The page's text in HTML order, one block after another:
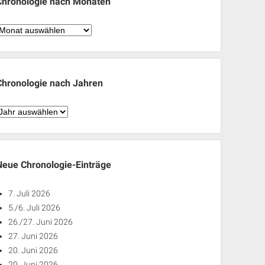
Chronologie
nach Jahren
Chronologie-Einträge
7. Juli 2026
5./6. Juli 2026
26./27. Juni 2026
27. Juni 2026
20. Juni 2026